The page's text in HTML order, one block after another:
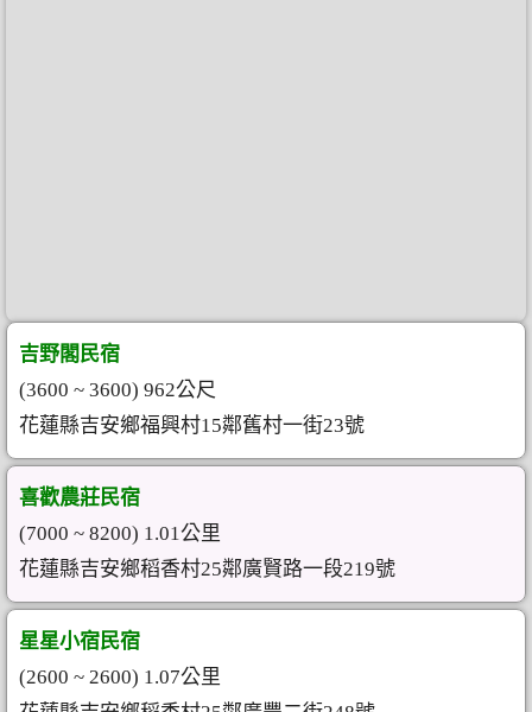
吉野閣民宿
(3600 ~ 3600) 962公尺
花蓮縣吉安鄉福興村15鄰舊村一街23號
喜歡農莊民宿
(7000 ~ 8200) 1.01公里
花蓮縣吉安鄉稻香村25鄰廣賢路一段219號
星星小宿民宿
(2600 ~ 2600) 1.07公里